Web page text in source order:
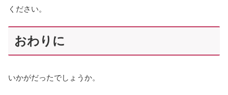
ください。
おわりに
いかがだったでしょうか。